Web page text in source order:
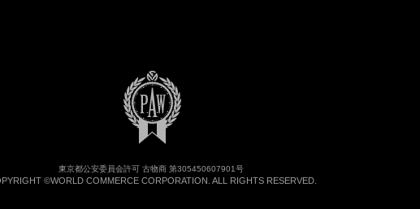
東京都公安委員会許可 古物商 第305450607901号
©WORLD COMMERCE CORPORATION. ALL RIGHTS RESERVED.